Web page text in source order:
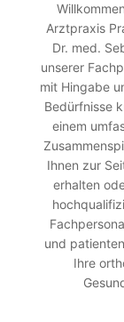
Arztpraxis
Dr. med.
unserer
mit Hingabe
Bedürfnisse
einem
Ihnen zur
erhalten
und
Ihre